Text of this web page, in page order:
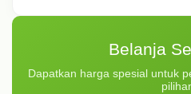
Belanja
Dapatkan harga spesial untuk